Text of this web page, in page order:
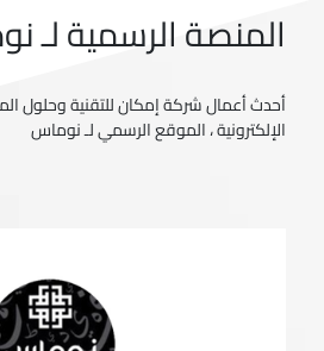
المنصة الرسمية لـ
أحدث أعمال شركة إمكان للتقنية وحلول
الإلكترونية ، الموقع الرسمي لـ نوماس